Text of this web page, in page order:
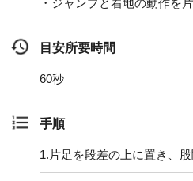
・ジャンプと着地の動作を
目安所要時間
60秒
手順
1. 片足を段差の上に置き、